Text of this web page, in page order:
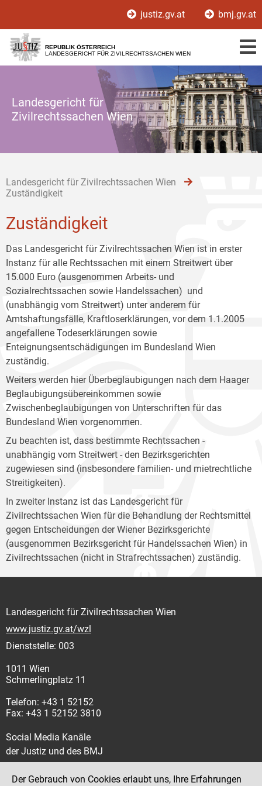
[1]
[2]
[3]
justiz.gv.at bmj.gv.at
REPUBLIK ÖSTERREICH
LANDESGERICHT FÜR ZIVILRECHTSSACHEN WIEN
Landesgericht für
Zivilrechtssachen Wien
Landesgericht für Zivilrechtssachen Wien
Zuständigkeit
Zuständigkeit
Das Landesgericht für Zivilrechtssachen Wien ist in erster
Instanz für alle Rechtssachen mit einem Streitwert über
15.000 Euro (ausgenommen Arbeits- und
Sozialrechtssachen sowie Handelssachen) und
(unabhängig vom Streitwert) unter anderem für
Amtshaftungsfälle, Kraftloserklärungen, vor dem 1.1.2005
angefallene Todeserklärungen sowie
Enteignungsentschädigungen im Bundesland Wien
zuständig.
Weiters werden hier Überbeglaubigungen nach dem Haager
Beglaubigungsübereinkommen sowie
Zwischenbeglaubigungen von Unterschriften für das
Bundesland Wien vorgenommen.
Zu beachten ist, dass bestimmte Rechtssachen -
unabhängig vom Streitwert - den Bezirksgerichten
zugewiesen sind (insbesondere familien- und mietrechtliche
Streitigkeiten).
In zweiter Instanz ist das Landesgericht für
Zivilrechtssachen Wien für die Behandlung der Rechtsmittel
gegen Entscheidungen der Wiener Bezirksgerichte
(ausgenommen Bezirksgericht für Handelssachen Wien) in
Zivilrechtssachen (nicht in Strafrechtssachen) zuständig.
Landesgericht für Zivilrechtssachen Wien
www.justiz.gv.at/wzl
Dienststelle: 003
1011 Wien
Schmerlingplatz 11
Telefon: +43 1 52152
Fax: +43 1 52152 3810
Social Media Kanäle
der Justiz und des BMJ
Der Gebrauch von Cookies erlaubt uns, Ihre Erfahrungen